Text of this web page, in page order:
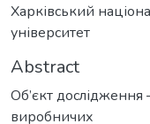
Харківський
університет
Abstract
Об’єкт дослідження
виробничих